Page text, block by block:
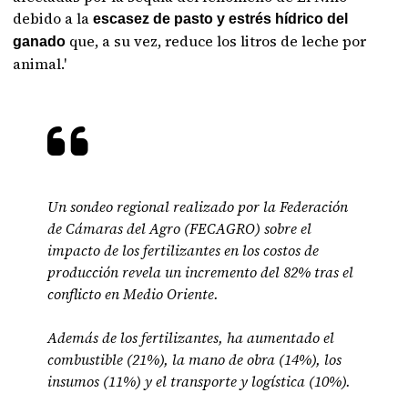
debido a laescasez de pasto y estrés hídrico del
ganado que, a su vez, reduce los litros de leche por
animal.'
Un sondeo regional realizado por la Federación
de Cámaras del Agro (FECAGRO) sobre el
impacto de los fertilizantes en los costos de
producción revela un incremento del 82% tras el
conflicto en Medio Oriente.
Además de los fertilizantes, ha aumentado el
combustible (21%), la mano de obra (14%), los
insumos (11%) y el transporte y logística (10%).